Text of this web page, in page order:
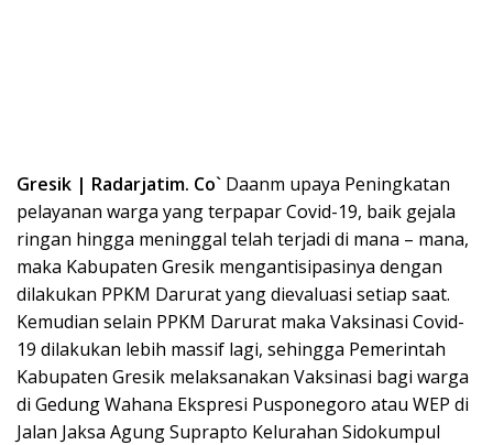
Gresik | Radarjatim. Co` Daanm upaya Peningkatan
pelayanan warga yang terpapar Covid-19, baik gejala
ringan hingga meninggal telah terjadi di mana – mana,
maka Kabupaten Gresik mengantisipasinya dengan
dilakukan PPKM Darurat yang dievaluasi setiap saat.
Kemudian selain PPKM Darurat maka Vaksinasi Covid-
19 dilakukan lebih massif lagi, sehingga Pemerintah
Kabupaten Gresik melaksanakan Vaksinasi bagi warga
di Gedung Wahana Ekspresi Pusponegoro atau WEP di
Jalan Jaksa Agung Suprapto Kelurahan Sidokumpul